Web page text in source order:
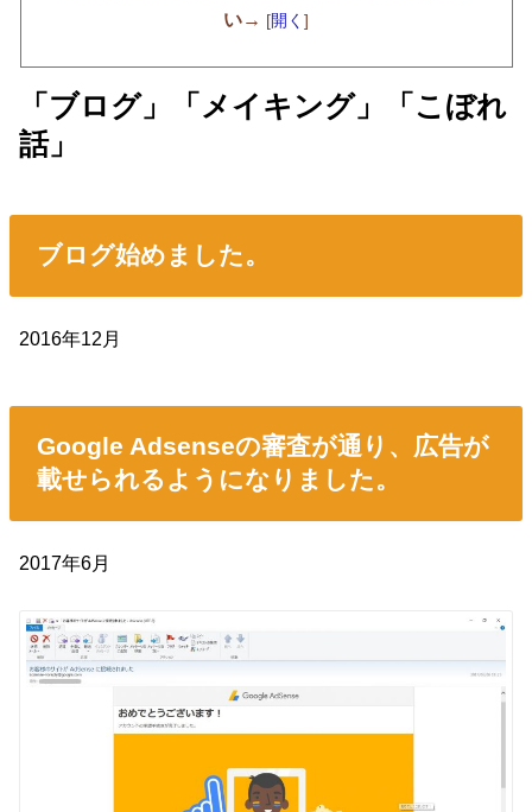
い→ [開く ]
「ブログ」「メイキング」「こぼれ
話」
ブログ始めました。
2016年12月
Google Adsenseの審査が通り、広告が
載せられるようになりました。
2017年6月